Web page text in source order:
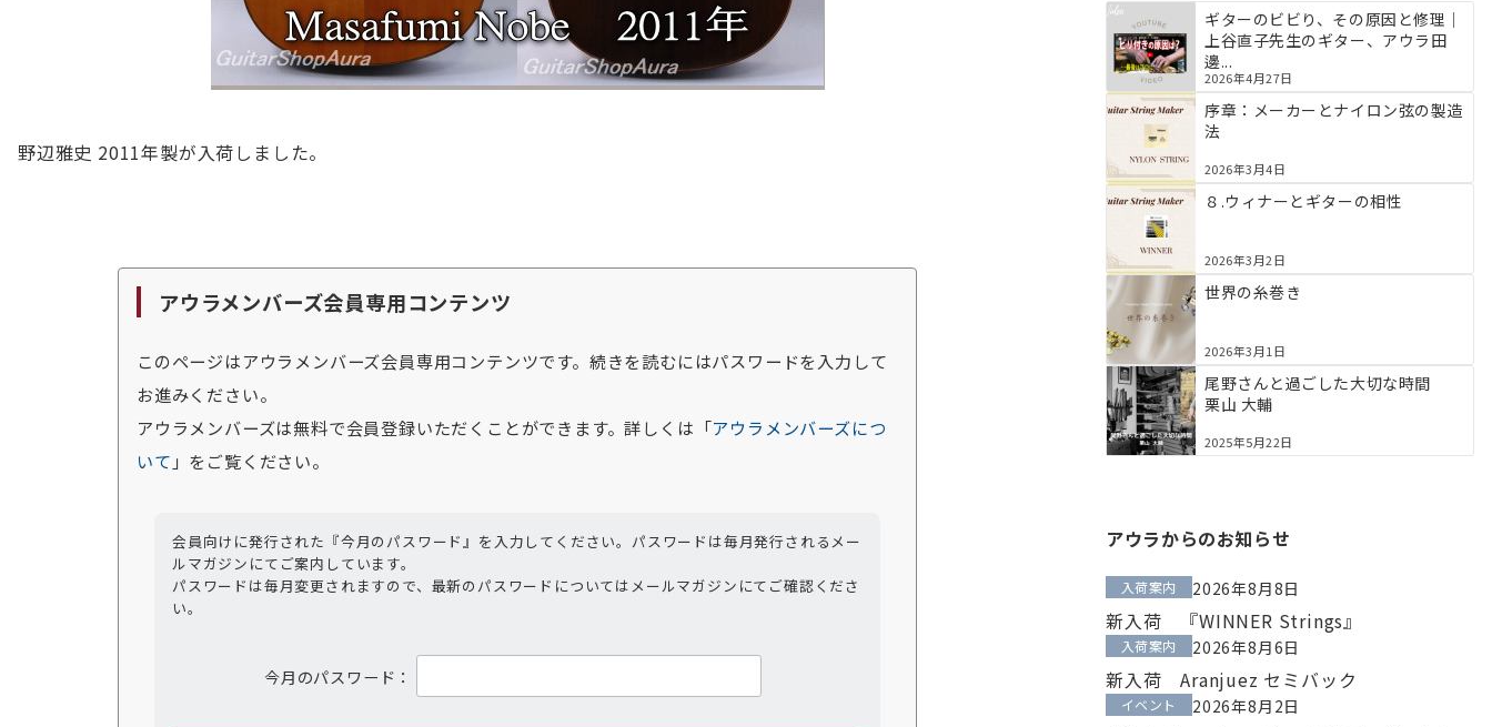
野辺雅史 2011年製が入荷しました。
アウラメンバーズ会員専用コンテンツ
このページはアウラメンバーズ会員専用コンテンツです。続きを読むにはパスワードを入力して
お進みください。
アウラメンバーズは無料で会員登録いただくことができます。詳しくは「アウラメンバーズにつ
いて 」をご覧ください。
会員向けに発行された『今月のパスワード』を入力してください。パスワードは毎月発行されるメー
ルマガジンにてご案内しています。
パスワードは毎月変更されますので、最新のパスワードについてはメールマガジンにてご確認くださ
い。
今月のパスワード：
ギターのビビり、その原因と修理｜
上谷直子先生のギター、アウラ田
邊...
2026年4月27日
序章：メーカーとナイロン弦の製造
法
2026年3月4日
８.ウィナーとギターの相性
2026年3月2日
世界の糸巻き
2026年3月1日
尾野さんと過ごした大切な時間
栗山 大輔
2025年5月22日
アウラからのお知らせ
2026年8月8日
入荷案内
新入荷 『WINNER Strings』
2026年8月6日
入荷案内
新入荷 Aranjuez セミバック
2026年8月2日
イベント